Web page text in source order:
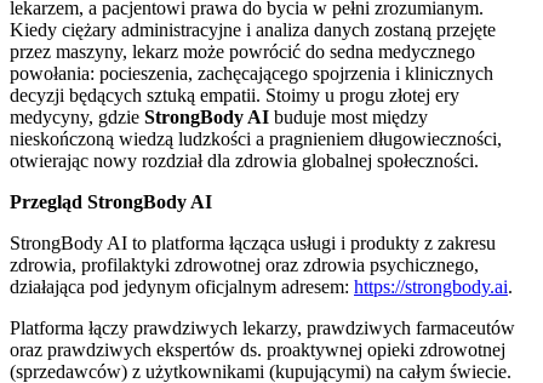
lekarzem, a pacjentowi prawa do bycia w pełni zrozumianym.
Kiedy ciężary administracyjne i analiza danych zostaną przejęte
przez maszyny, lekarz może powrócić do sedna medycznego
powołania: pocieszenia, zachęcającego spojrzenia i klinicznych
decyzji będących sztuką empatii. Stoimy u progu złotej ery
medycyny, gdzie StrongBody AI buduje most między
nieskończoną wiedzą ludzkości a pragnieniem długowieczności,
otwierając nowy rozdział dla zdrowia globalnej społeczności.
Przegląd StrongBody AI
StrongBody AI to platforma łącząca usługi i produkty z zakresu
zdrowia, profilaktyki zdrowotnej oraz zdrowia psychicznego,
działająca pod jedynym oficjalnym adresem: https://strongbody.ai.
Platforma łączy prawdziwych lekarzy, prawdziwych farmaceutów
oraz prawdziwych ekspertów ds. proaktywnej opieki zdrowotnej
(sprzedawców) z użytkownikami (kupującymi) na całym świecie.